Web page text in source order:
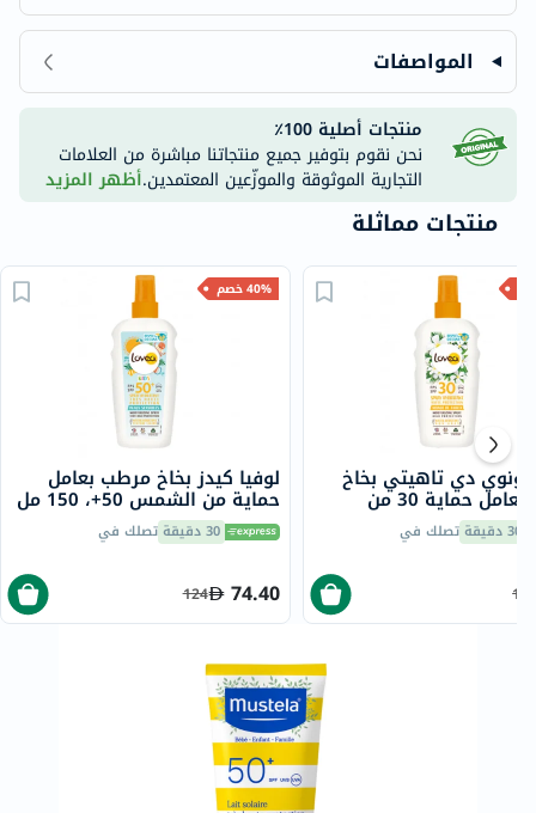
المواصفات
منتجات أصلية 100٪
نحن نقوم بتوفير جميع منتجاتنا مباشرة من العلامات
التجارية الموثوقة والموزّعين المعتمدين.أظهر المزيد
منتجات مماثلة
40% خصم
لوفيا كيدز بخاخ مرطب بعامل
حماية من الشمس 50+، 150 مل
30 دقيقة تصلك في
74.40
124
مونوي دي تاهيتي بخاخ
مرطب بعامل حماية 30 من
مل
30 دقيقة تصلك في